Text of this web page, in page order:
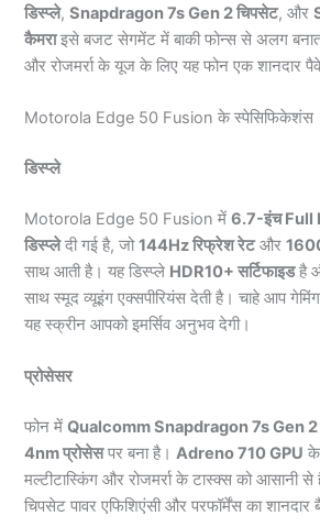
डिस्प्ले,Snapdragon 7s Gen 2 चिपसेट, और
कैमराइसे बजट सेगमेंट में बाकी फोन्स से अलग
और रोजमर्रा के यूज के लिए यह फोन एक शानदार
Motorola Edge 50 Fusion के स्पेसिफिकेशंस
डिस्प्ले
Motorola Edge 50 Fusion में6.7-इंच Full
डिस्प्लेदी गई है, जो144Hz रिफ्रेश रेटऔर
साथ आती है। यह डिस्प्ले HDR10+ सर्टिफाइडहै
साथ स्मूद व्यूइंग एक्सपीरियंस देती है। चाहे आप गेमिंग
यह स्क्रीन आपको इमर्सिव अनुभव देगी।
प्रोसेसर
फोन मेंQualcomm Snapdragon 7s Gen 2
4nm प्रोसेसपर बना है।Adreno 710 GPU के
मल्टीटास्किंग और रोजमर्रा के टास्क्स को आसानी
चिपसेट पावर एफिशिएंसी और परफॉर्मेंस का शानदार